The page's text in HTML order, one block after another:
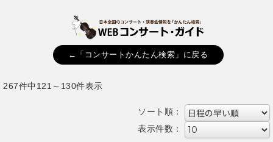
←「コンサートかんたん検索」に戻る
267件中121～130件表示
ソート順：
表示件数：